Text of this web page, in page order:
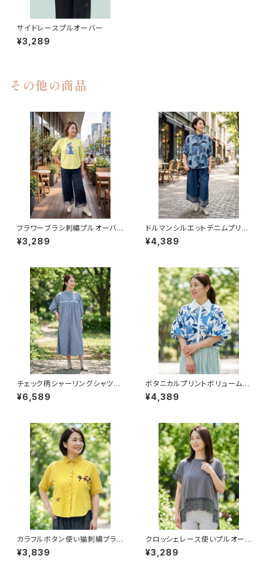
サイドレースプルオーバー
¥3,289
その他の商品
フラワーブラシ刺繡プルオーバ
ー
¥3,289
ドルマンシルエットデニムプリン
トブラウス
¥4,389
チェック柄シャーリングシャツワ
ンピース
¥6,589
ボタニカルプリントボリューム袖
ブラウス
¥4,389
カラフルボタン使い猫刺繍ブラウ
ス
¥3,839
クロッシェレース使いプルオーバ
ー
¥3,289